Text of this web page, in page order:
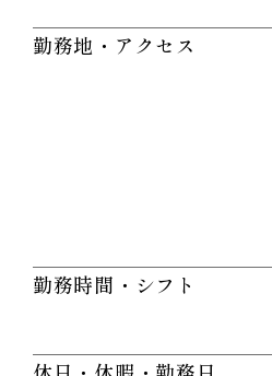
勤務地・アクセス
勤務時間・シフト